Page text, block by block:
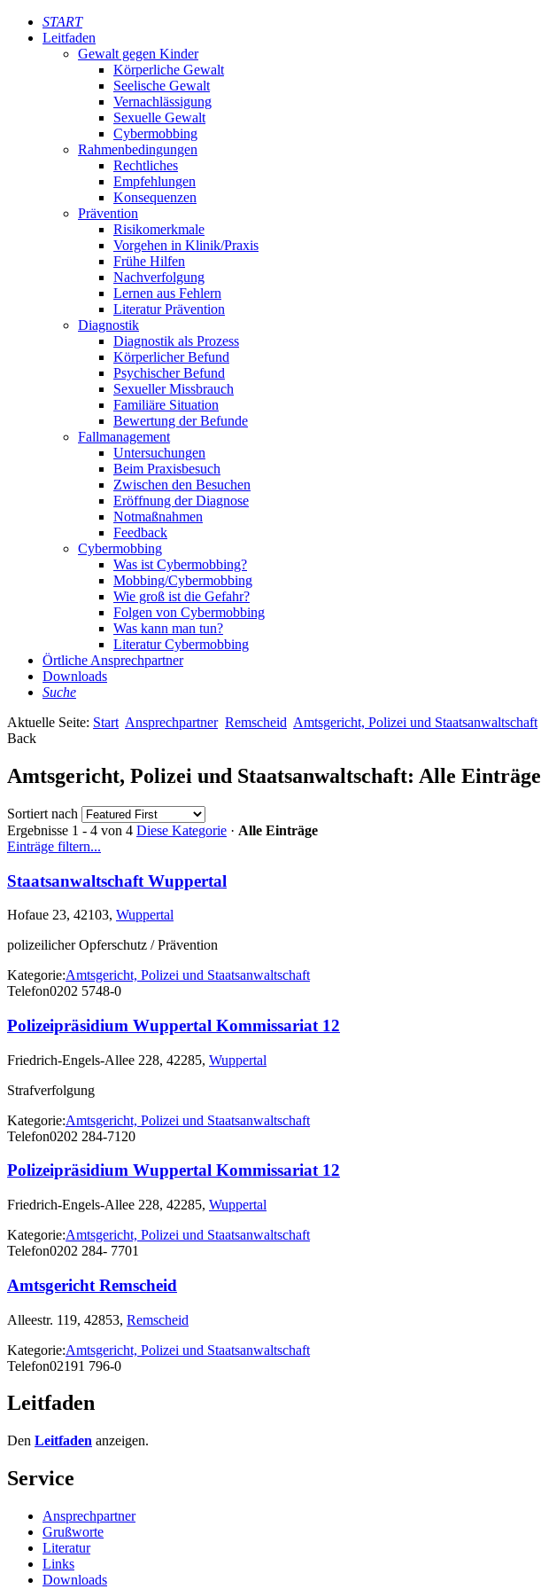
START
Leitfaden
Gewalt gegen Kinder
Körperliche Gewalt
Seelische Gewalt
Vernachlässigung
Sexuelle Gewalt
Cybermobbing
Rahmenbedingungen
Rechtliches
Empfehlungen
Konsequenzen
Prävention
Risikomerkmale
Vorgehen in Klinik/Praxis
Frühe Hilfen
Nachverfolgung
Lernen aus Fehlern
Literatur Prävention
Diagnostik
Diagnostik als Prozess
Körperlicher Befund
Psychischer Befund
Sexueller Missbrauch
Familiäre Situation
Bewertung der Befunde
Fallmanagement
Untersuchungen
Beim Praxisbesuch
Zwischen den Besuchen
Eröffnung der Diagnose
Notmaßnahmen
Feedback
Cybermobbing
Was ist Cybermobbing?
Mobbing/Cybermobbing
Wie groß ist die Gefahr?
Folgen von Cybermobbing
Was kann man tun?
Literatur Cybermobbing
Örtliche Ansprechpartner
Downloads
Suche
Aktuelle Seite: Start Ansprechpartner Remscheid Amtsgericht, Polizei und Staatsanwaltschaft
Back
Amtsgericht, Polizei und Staatsanwaltschaft: Alle Einträge
Sortiert nach
Ergebnisse 1 - 4 von 4 Diese Kategorie · Alle Einträge
Einträge filtern...
Staatsanwaltschaft Wuppertal
Hofaue 23, 42103, Wuppertal
polizeilicher Opferschutz / Prävention
Kategorie:Amtsgericht, Polizei und Staatsanwaltschaft
Telefon0202 5748-0
Polizeipräsidium Wuppertal Kommissariat 12
Friedrich-Engels-Allee 228, 42285, Wuppertal
Strafverfolgung
Kategorie:Amtsgericht, Polizei und Staatsanwaltschaft
Telefon0202 284-7120
Polizeipräsidium Wuppertal Kommissariat 12
Friedrich-Engels-Allee 228, 42285, Wuppertal
Kategorie:Amtsgericht, Polizei und Staatsanwaltschaft
Telefon0202 284- 7701
Amtsgericht Remscheid
Alleestr. 119, 42853, Remscheid
Kategorie:Amtsgericht, Polizei und Staatsanwaltschaft
Telefon02191 796-0
Leitfaden
Den Leitfaden anzeigen.
Service
Ansprechpartner
Grußworte
Literatur
Links
Downloads